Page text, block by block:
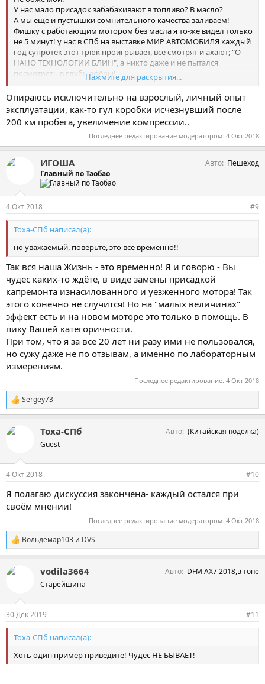
У нас мало присадок забабахивают в топливо? В масло?
А мы ещё и пустышки сомнительного качества заливаем!
Фишку с работающим мотором без масла я то-же видел только
не 5 минут! у нас в СПб на выставке МИР АВТОМОБИЛЯ каждый
год супротек этот трюк проигрывает, все смотрят и ахают; "О
НАНО ТЕХНОЛОГИИ БЛИН", а никто даже и не пытался
посмотреть в глубь афёры!
За 2 часа наблюдения за их супер стендом с суперприсадкой в
масло, каждые 15 минут этот деятель приподнимает поддон с
маслом который стоит под машиной не просто так, и подносит
его к масло заборнику что бы пополнить дозняк смазки на
вкладышах и т.п.
Двигатель работает без нагрузки на холостых, трение там
минимальное, плёнки обычного масла достаточно на
небольшое время!
Хотя эффект от этой штуки есть-это чувство самоуспокоения!
Нажмите для раскрытия...
Опираюсь исключительно на взрослый, личный опыт
эксплуатации, как-то гул коробки исчезнувший после
200 км пробега, увеличение компрессии..
Последнее редактирование модератором: 4 Окт 2018
ИГОША
Главный по Таобао
Авто Пешеход
4 Окт 2018 #9
Тоха-СПб написал(а):
но уважаемый, поверьте, это всё временно!!
Так вся наша Жизнь - это временно! Я и говорю - Вы
чудес каких-то ждёте, в виде замены присадкой
капремонта изнасилованного и уезженного мотора! Так
этого конечно не случится! Но на "малых величинах"
эффект есть и на новом моторе это только в помощь. В
пику Вашей категоричности.
При том, что я за все 20 лет ни разу ими не пользовался,
но сужу даже не по отзывам, а именно по лабораторным
измерениям.
Последнее редактирование: 4 Окт 2018
С
и
п
Sergey73
Тоха-СПб
Guest
Авто (Китайская поделка)
4 Окт 2018 #10
Я полагаю дискуссия закончена- каждый остался при
своём мнении!
Последнее редактирование модератором: 4 Окт 2018
С
и
п
:
Вольдемар103 и DVS
vodila3664
Старейшина
Авто DFM AX7 2018,в топе
30 Дек 2019 #11
Тоха-СПб написал(а):
Хоть один пример приведите! Чудес НЕ БЫВАЕТ!